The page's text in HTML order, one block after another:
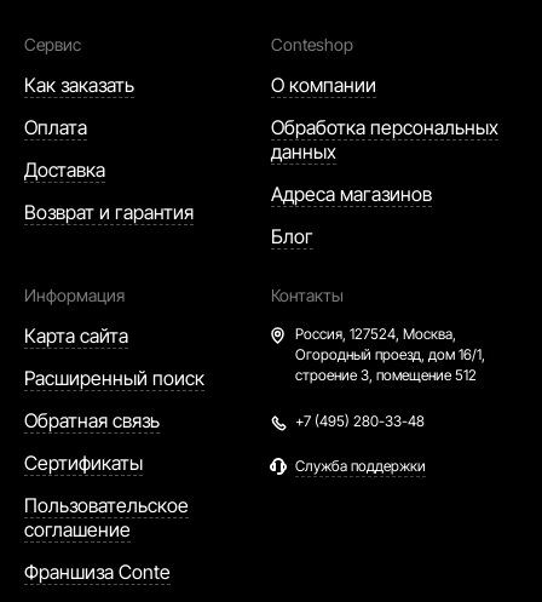
Сервис
Как заказать
Оплата
Доставка
Возврат и гарантия
Conteshop
О компании
Обработка персональных
данных
Адреса магазинов
Блог
Информация
Карта сайта
Расширенный поиск
Обратная связь
Сертификаты
Пользовательское
соглашение
Франшиза Conte
Контакты
Россия, 127524, Москва,
Огородный проезд, дом 16/1,
строение 3, помещение 512
+7 (495) 280-33-48
Служба поддержки